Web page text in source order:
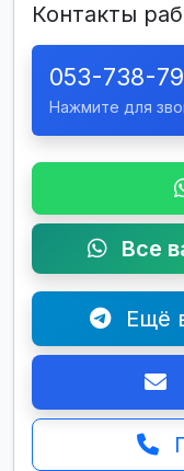
Контакты
053-738-
Нажмите для
Все
Ещё